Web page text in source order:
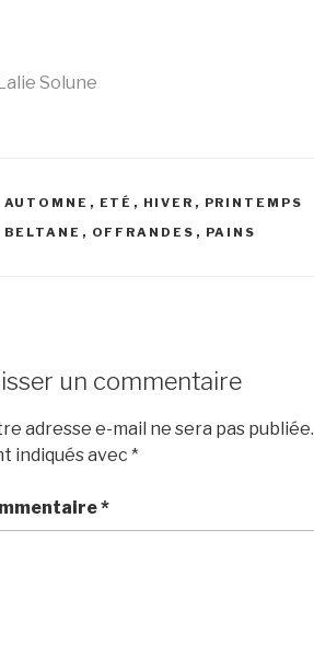
Solune
CATÉGORIES
AUTOMNE , ETÉ , HIVER , PRINTEMPS
ÉTIQUETTES
BELTANE , OFFRANDES , PAINS
un commentaire
adresse e-mail ne sera pas publiée.
indiqués avec *
*